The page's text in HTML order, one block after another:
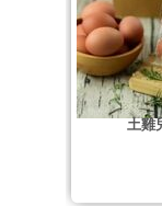
土雞